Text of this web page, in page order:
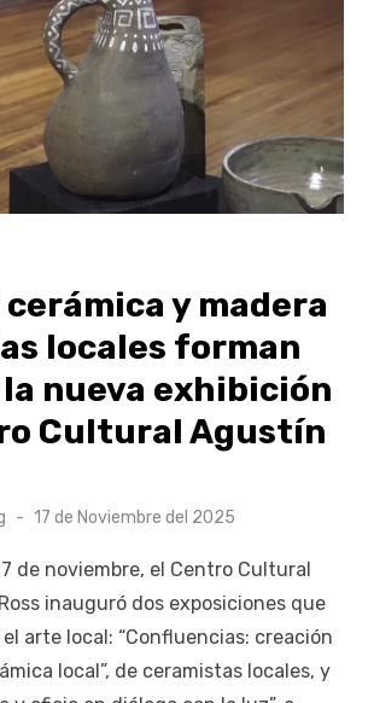
2026 definió a sus finalistas en su
| Capítulo 03: lessons on flight – Cecilia
Acevedo celebra 50 años de carrera en
cerámica y madera
locales forman
nueva exhibición
Cultural Agustín
Publicado
17 de Noviembre del 2025
7 de noviembre, el Centro Cultural
inauguró dos exposiciones que
arte local: “Confluencias: creación
local”, de ceramistas locales, y